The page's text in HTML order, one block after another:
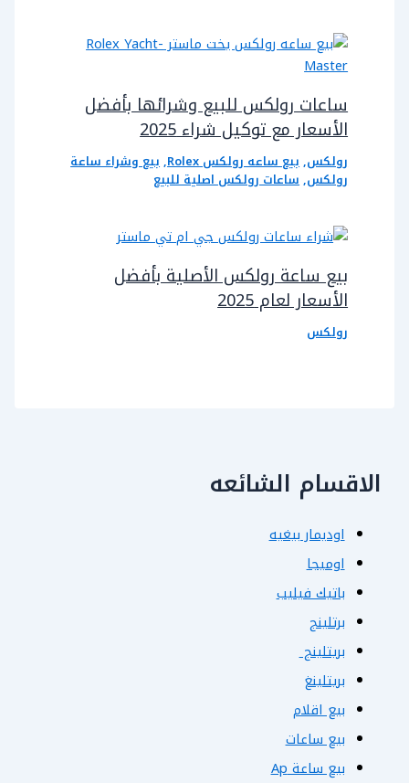
ساعات رولكس للبيع وشرائها بأفضل
الأسعار مع توكيل شراء 2025
رولكس,بيع ساعه رولكس Rolex ,بيع وشراء ساعة
رولكس,ساعات رولكس اصلية للبيع
بيع ساعة رولكس الأصلية بأفضل
الأسعار لعام 2025
رولكس
الاقسام الشائعه
اوديمار بيغيه
اوميجا
باتيك فيليب
برتلينج
بريتلينج
بريتلينغ
بيع اقلام
بيع ساعات
بيع ساعة Ap